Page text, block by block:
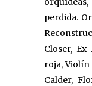
perdida.
Closer,
roja, Violín
Calder,